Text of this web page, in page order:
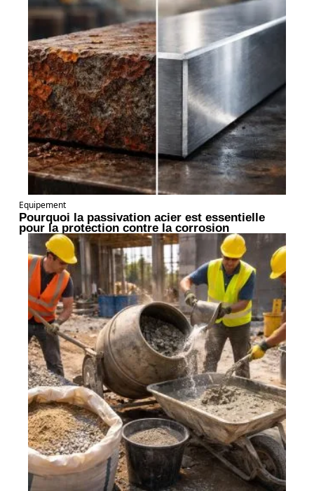
Equipement
Pourquoi la passivation acier est essentielle
pour la protection contre la corrosion